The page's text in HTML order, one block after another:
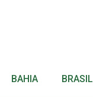
BAHIA BRASIL